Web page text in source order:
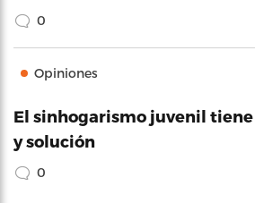
0
Opiniones
El sinhogarismo juvenil
y solución
0